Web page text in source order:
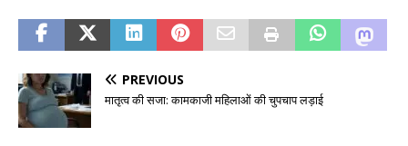
PREVIOUS
मातृत्व की सजा: कामकाजी महिलाओं की चुपचाप लड़ाई